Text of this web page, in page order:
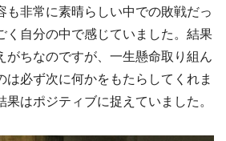
も非常に素晴らしい中での敗戦だっ
く自分の中で感じていました。結果
がちなのですが、一生懸命取り組ん
は必ず次に何かをもたらしてくれま
はポジティブに捉えていました。